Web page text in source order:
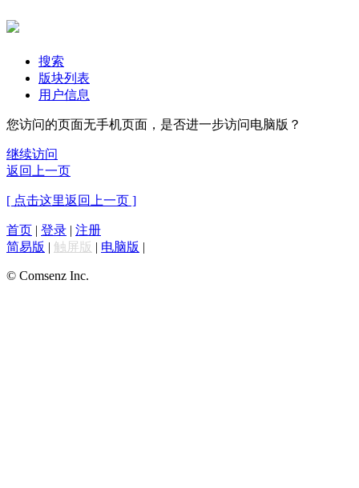
搜索
版块列表
用户信息
您访问的页面无手机页面，是否进一步访问电脑版？
继续访问
返回上一页
[ 点击这里返回上一页 ]
首页 | 登录 | 注册
简易版 | 触屏版 | 电脑版 |
© Comsenz Inc.